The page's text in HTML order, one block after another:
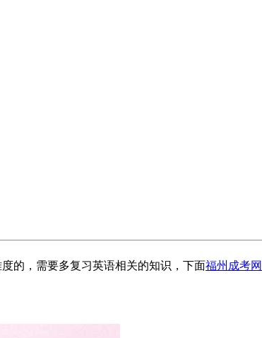
的，需要多复习英语相关的知识，下面福州成考网